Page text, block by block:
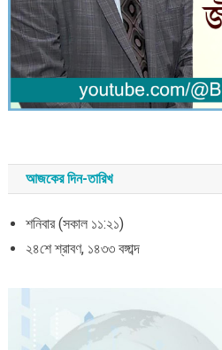
আজকের দিন-তারিখ
শনিবার (সকাল ১১:২১)
২৪শে শ্রাবণ, ১৪৩৩ বঙ্গাব্দ